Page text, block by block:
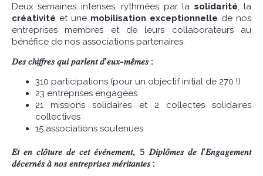
Deux semaines intenses, rythmées par la solidarité , la
créativité et une mobilisation exceptionnelle de nos
entreprises membres et de leurs collaborateurs au
bénéfice de nos associations partenaires.
𝐷𝑒𝑠 𝑐ℎ𝑖𝑓𝑓𝑟𝑒𝑠 𝑞𝑢𝑖 𝑝𝑎𝑟𝑙𝑒𝑛𝑡 𝑑’𝑒𝑢𝑥-𝑚𝑒̂𝑚𝑒𝑠 :
310 participations (pour un objectif initial de 270 !)
23 entreprises engagées
21 missions solidaires et 2 collectes solidaires
collectives
15 associations soutenues
𝐸𝑡 𝑒𝑛 𝑐𝑙𝑜̂𝑡𝑢𝑟𝑒 𝑑𝑒 𝑐𝑒𝑡 𝑒́𝑣𝑒́𝑛𝑒𝑚𝑒𝑛𝑡, 𝟻 𝐷𝑖𝑝𝑙𝑜̂𝑚𝑒𝑠 𝑑𝑒 𝑙’𝐸𝑛𝑔𝑎𝑔𝑒𝑚𝑒𝑛𝑡
𝑑𝑒́𝑐𝑒𝑟𝑛𝑒́𝑠 𝑎̀ 𝑛𝑜𝑠 𝑒𝑛𝑡𝑟𝑒𝑝𝑟𝑖𝑠𝑒𝑠 𝑚𝑒́𝑟𝑖𝑡𝑎𝑛𝑡𝑒𝑠 :